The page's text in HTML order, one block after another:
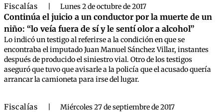
Fiscalías Lunes 2 de octubre de 2017
Continúa el juicio a un conductor por la muerte de un
niño: “lo veía fuera de sí y le sentí olor a alcohol”
Lo indicó un testigo al referirse a la condición en que se
encontraba el imputado Juan Manuel Sánchez Villar, instantes
después de producido el siniestro vial. Otro de los testigos
aseguró que tuvo que avisarle a la policía que el acusado quería
arrancar la camioneta para irse del lugar.
Fiscalías Miércoles 27 de septiembre de 2017